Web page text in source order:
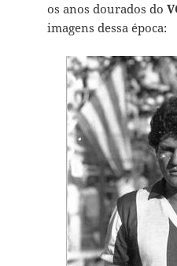
os anos dourados do
imagens dessa época: